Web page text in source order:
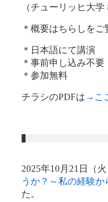
（チューリッヒ大
＊概要はちらしを
＊日本語にて講演
＊事前申し込み不要
＊参加無料
チラシのPDFは→こ
2025年10月21日（
うか？～私の経験か
た。